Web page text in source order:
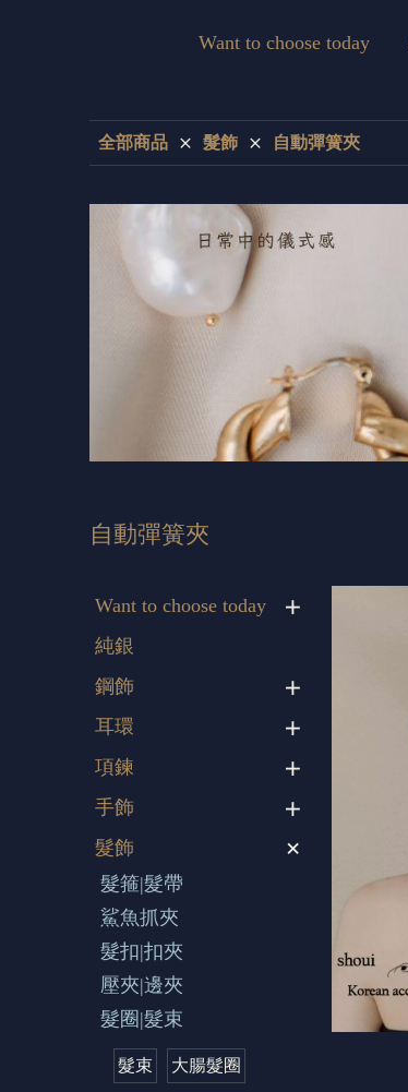
Want to choose today
全部商品 髮飾 自動彈簧夾
自動彈簧夾
Want to choose today
純銀
鋼飾
耳環
項鍊
手飾
髮飾
髮箍|髮帶
鯊魚抓夾
髮扣|扣夾
壓夾|邊夾
髮圈|髮束
髮束 大腸髮圈